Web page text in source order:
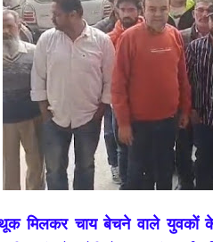
मिलकर चाय बेचने वाले युवकों